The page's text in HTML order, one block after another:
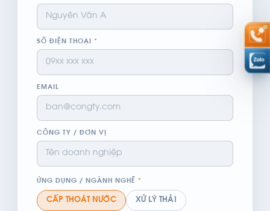
SỐ ĐIỆN THOẠI *
EMAIL
CÔNG TY / ĐƠN VỊ
ỨNG DỤNG / NGÀNH NGHỀ *
CẤP THOÁT NƯỚC XỬ LÝ THẢI